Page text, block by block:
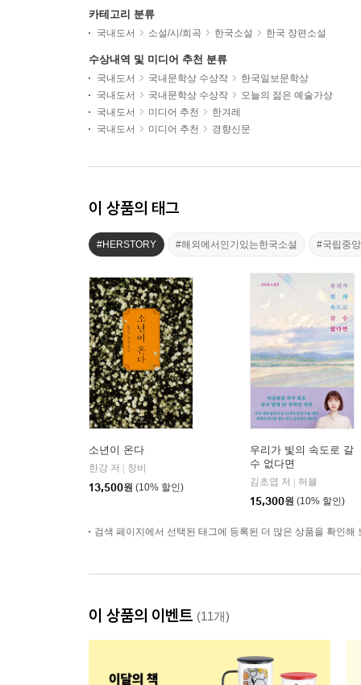
카테고리 분류
국내도서 소설/시/희곡 한국소설 한국 장편소설
수상내역 및 미디어 추천 분류
국내도서 국내문학상 수상작
한국일보문학상
국내도서
국내문학상 수상작
오늘의 젊은 예술가상
국내도서
미디어 추천
한겨레
국내도서
미디어 추천 경향신문
이 상품의 태그
#HERSTORY #해외에서인기있는한국소설 #국립중
소년이 온다
한강 저
창비
13,500원 (10% 할인)
우리가 빛의 속도로 갈
수 없다면
김초엽 저
허블
15,300원 (10% 할인)
검색 페이지에서 선택된 태그에 등록된 더 많은 상품을 확인해
이 상품의 이벤트 (11개)